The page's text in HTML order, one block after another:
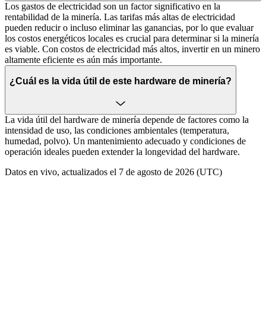
Los gastos de electricidad son un factor significativo en la
rentabilidad de la minería. Las tarifas más altas de electricidad
pueden reducir o incluso eliminar las ganancias, por lo que evaluar
los costos energéticos locales es crucial para determinar si la minería
es viable. Con costos de electricidad más altos, invertir en un minero
altamente eficiente es aún más importante.
¿Cuál es la vida útil de este hardware de minería?
La vida útil del hardware de minería depende de factores como la
intensidad de uso, las condiciones ambientales (temperatura,
humedad, polvo). Un mantenimiento adecuado y condiciones de
operación ideales pueden extender la longevidad del hardware.
Datos en vivo, actualizados el 7 de agosto de 2026 (UTC)